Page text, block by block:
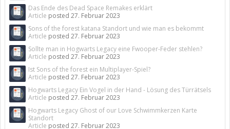
Das Ende des Dead Space Remakes erklärt
Article posted 27. Februar 2023
Sons of the forest katana Standort und wie man es bekommt
Article posted 27. Februar 2023
Sollte man in Hogwarts Legacy eine Fwooper-Feder stehlen?
Article posted 27. Februar 2023
Ist Sons of the forest ein Multiplayer-Spiel?
Article posted 27. Februar 2023
Hogwarts Legacy Ein Vogel in der Hand - Lösung des Türrätsels
Article posted 27. Februar 2023
Hogwarts Legacy Ghost of our Love Schwimmkerzen Karte
Standort
Article posted 27. Februar 2023